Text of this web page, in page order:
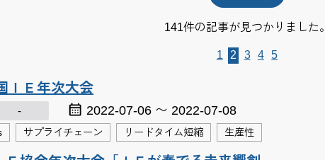
141件の記事が見つかりました。
1 2 3 4 5
ＩＥ年次大会
- 2022-07-06 〜 2022-07-08
サプライチェーン リードタイム短縮 生産性